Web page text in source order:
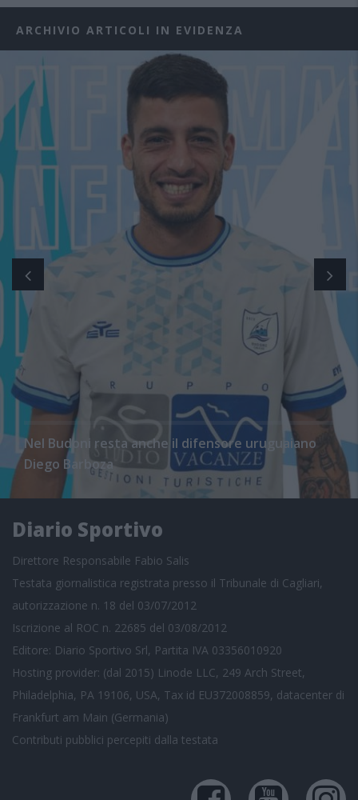
ARCHIVIO ARTICOLI IN EVIDENZA
Nel Budoni resta anche il difensore uruguaiano
Diego Barboza
Diario Sportivo
Direttore Responsabile Fabio Salis
Testata giornalistica registrata presso il Tribunale di Cagliari,
autorizzazione n. 18 del 03/07/2012
Iscrizione al ROC n. 22685 del 03/08/2012
Editore: Diario Sportivo Srl, Partita IVA 03356010920
Hosting provider: (dal 2015) Linode LLC, 249 Arch Street,
Philadelphia, PA 19106, USA, Tax id EU372008859, datacenter di
Frankfurt am Main (Germania)
Contributi pubblici percepiti dalla testata